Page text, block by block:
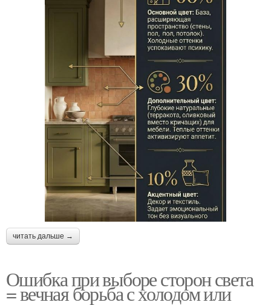
читать дальше →
Ошибка при выборе сторон света
= вечная борьба с холодом или